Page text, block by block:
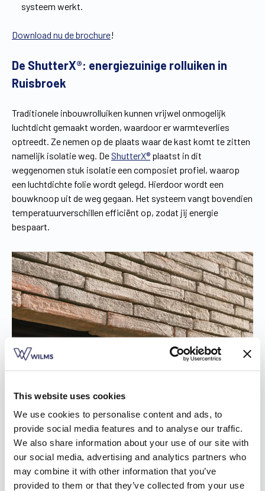
This website uses cookies
We use cookies to personalise content and ads, to
provide social media features and to analyse our traffic.
We also share information about your use of our site with
our social media, advertising and analytics partners who
may combine it with other information that you’ve
provided to them or that they’ve collected from your use
systeem werkt.
Download nu de brochure!
De ShutterX®: energiezuinige rolluiken in
Ruisbroek
Traditionele inbouwrolluiken kunnen vrijwel onmogelijk
luchtdicht gemaakt worden, waardoor er warmteverlies
optreedt. Ze nemen op de plaats waar de kast komt te zitten
namelijk isolatie weg. DeShutterX® plaatst in dit
weggenomen stuk isolatie een composiet profiel, waarop
een luchtdichte folie wordt gelegd. Hierdoor wordt een
bouwknoop uit de weg gegaan. Het systeem vangt bovendien
temperatuurverschillen efficiënt op, zodat jij energie
bespaart.